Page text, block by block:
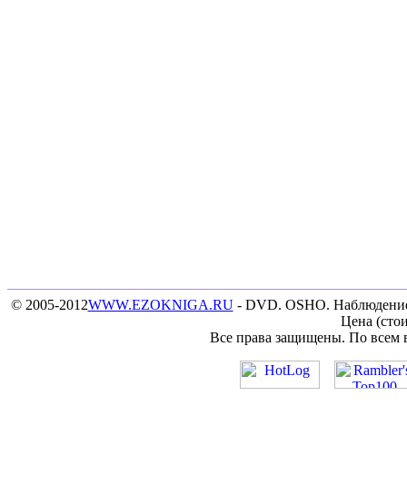
© 2005-2012WWW.EZOKNIGA.RU- DVD. OSHO.
Цена
Все права защищены. По всем